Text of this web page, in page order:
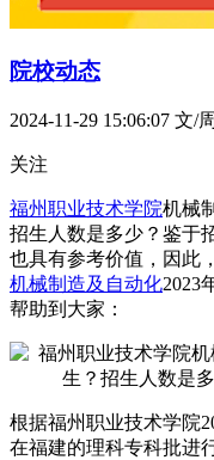
院校动态
2024-11-29 15:06:07 文/
关注
福州职业技术学院机械
招生人数是多少？鉴于
也具有参考价值，因此
机械制造及自动化2023
帮助到大家：
根据福州职业技术学院
在福建的理科专科批进